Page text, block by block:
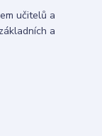
učitelů a
a